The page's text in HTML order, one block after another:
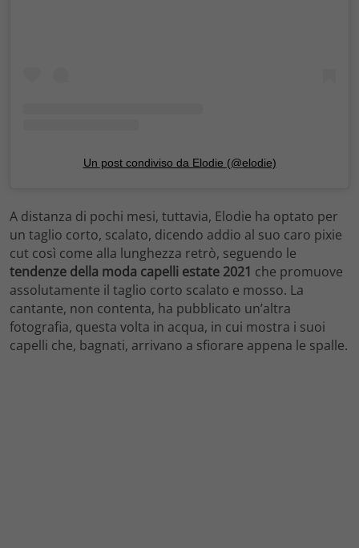
Un post condiviso da Elodie (@elodie)
A distanza di pochi mesi, tuttavia, Elodie ha optato per
un taglio corto, scalato, dicendo addio al suo caro pixie
cut così come alla lunghezza retrò, seguendo le
tendenze della moda capelli estate 2021 che promuove
assolutamente il taglio corto scalato e mosso. La
cantante, non contenta, ha pubblicato un’altra
fotografia, questa volta in acqua, in cui mostra i suoi
capelli che, bagnati, arrivano a sfiorare appena le spalle.